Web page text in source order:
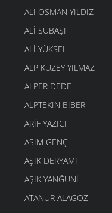
ALI OSMAN YILDIZ
ALI SUBAŞI
ALI YÜKSEL
ALP KUZEY YILMAZ
ALPER DEDE
ALPTEKIN BIBER
ARIF YAZICI
ASIM GENÇ
AŞIK DERYAMI
AŞIK YANĞUNI
ATANUR ALAGÖZ